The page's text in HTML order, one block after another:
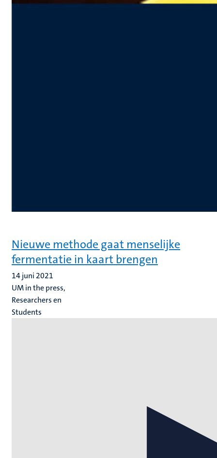
Nieuwe methode gaat menselijke
fermentatie in kaart brengen
14 juni 2021
UM in the press,
Researchers en
Students